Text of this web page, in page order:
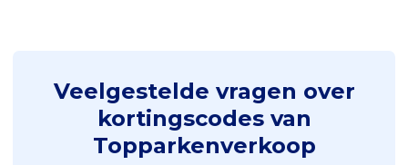
Veelgestelde vragen over
kortingscodes van
Topparkenverkoop